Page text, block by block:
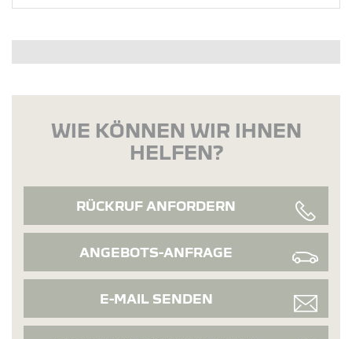
WIE KÖNNEN WIR IHNEN
HELFEN?
RÜCKRUF ANFORDERN
ANGEBOTS-ANFRAGE
E-MAIL SENDEN